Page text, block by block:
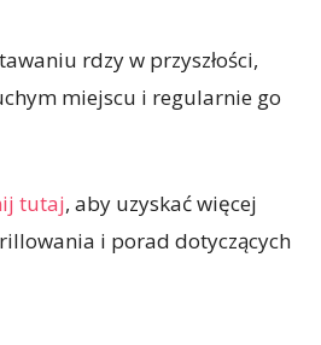
rdzy w przyszłości,
miejscu i regularnie go
tutaj, aby uzyskać więcej
i porad dotyczących